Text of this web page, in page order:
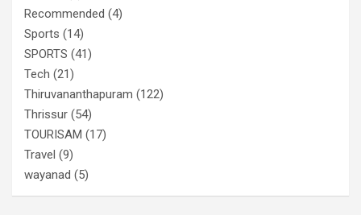
Recommended (4)
Sports (14)
SPORTS (41)
Tech (21)
Thiruvananthapuram (122)
Thrissur (54)
TOURISAM (17)
Travel (9)
wayanad (5)